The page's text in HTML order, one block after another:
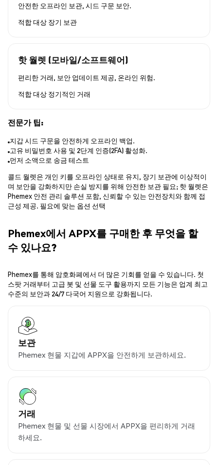
안전한 오프라인 보관, 시드 구문 보안.
적합 대상 장기 보관
핫 월렛 (모바일/소프트웨어)
편리한 거래, 보안 업데이트 제공, 온라인 위험.
적합 대상 정기적인 거래
전문가 팁:
지갑 시드 구문을 안전하게 오프라인 백업.
고유 비밀번호 사용 및 2단계 인증(2FA) 활성화.
먼저 소액으로 송금 테스트
콜드 월렛은 개인 키를 오프라인 상태로 유지, 장기 보관에 이상적이
며 보안을 강화하지만 손실 방지를 위해 안전한 보관 필요; 핫 월렛은
Phemex 안전 관리 솔루션 포함, 신뢰할 수 있는 안전장치와 함께 접
근성 제공. 필요에 맞는 옵션 선택
Phemex에서 APPX를 구매한 후 무엇을 할
수 있나요?
Phemex를 통해 암호화폐에서 더 많은 기회를 얻을 수 있습니다. 첫
스팟 거래부터 고급 봇 및 선물 도구 활용까지 모든 기능은 업계 최고
수준의 보안과 24/7 다국어 지원으로 강화됩니다.
보관
Phemex 현물 지갑에 APPX을 안전하게 보관하세요.
거래
Phemex 현물 및 선물 시장에서 APPX을 편리하게 거래
하세요.